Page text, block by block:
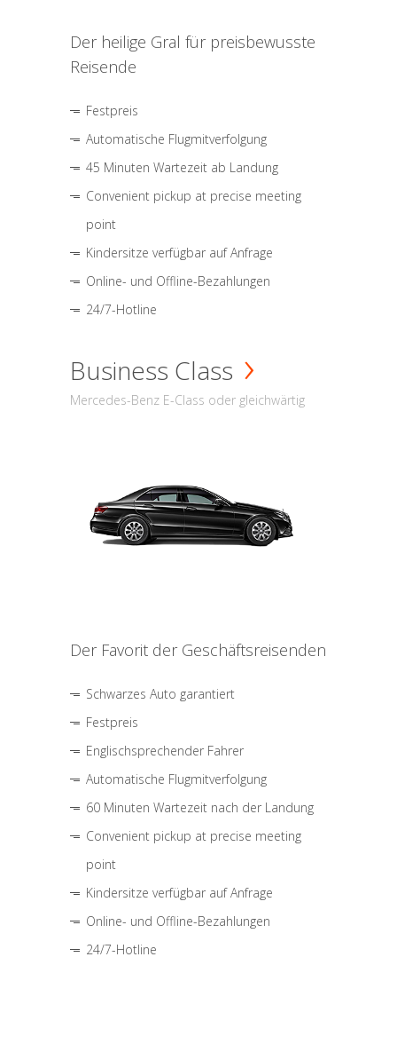
Der heilige Gral für preisbewusste
Reisende
Festpreis
Automatische Flugmitverfolgung
45 Minuten Wartezeit ab Landung
Convenient pickup at precise meeting
point
Kindersitze verfügbar auf Anfrage
Online- und Offline-Bezahlungen
24/7-Hotline
Business Class
Mercedes-Benz E-Class oder gleichwärtig
Der Favorit der Geschäftsreisenden
Schwarzes Auto garantiert
Festpreis
Englischsprechender Fahrer
Automatische Flugmitverfolgung
60 Minuten Wartezeit nach der Landung
Convenient pickup at precise meeting
point
Kindersitze verfügbar auf Anfrage
Online- und Offline-Bezahlungen
24/7-Hotline